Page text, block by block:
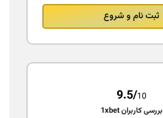
ثبت نام و شروع
9.5/10
بررسی کاربران 1xbet